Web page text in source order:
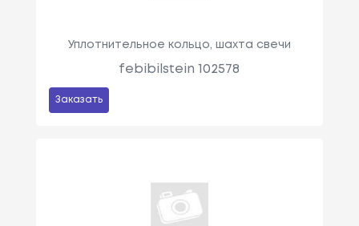
Уплотнительное кольцо, шахта свечи
febibilstein 102578
Заказать